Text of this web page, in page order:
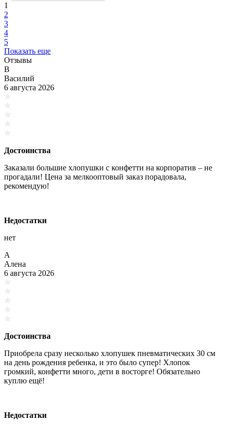
1
2
3
4
5
Показать еще
Отзывы
В
Василий
6 августа 2026
Достоинства
Заказали большие хлопушки с конфетти на корпоратив – не
прогадали! Цена за мелкооптовый заказ порадовала,
рекомендую!
Недостатки
нет
А
Алена
6 августа 2026
Достоинства
Приобрела сразу несколько хлопушек пневматических 30 см
на день рождения ребенка, и это было супер! Хлопок
громкий, конфетти много, дети в восторге! Обязательно
куплю ещё!
Недостатки